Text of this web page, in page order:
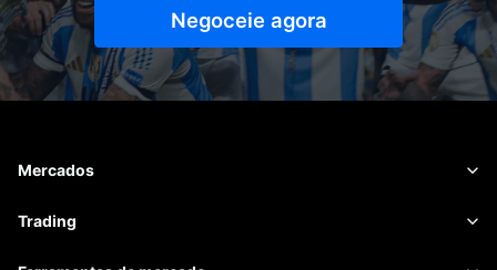
Negoceie agora
Mercados
Forex
Matérias-primas
Trading